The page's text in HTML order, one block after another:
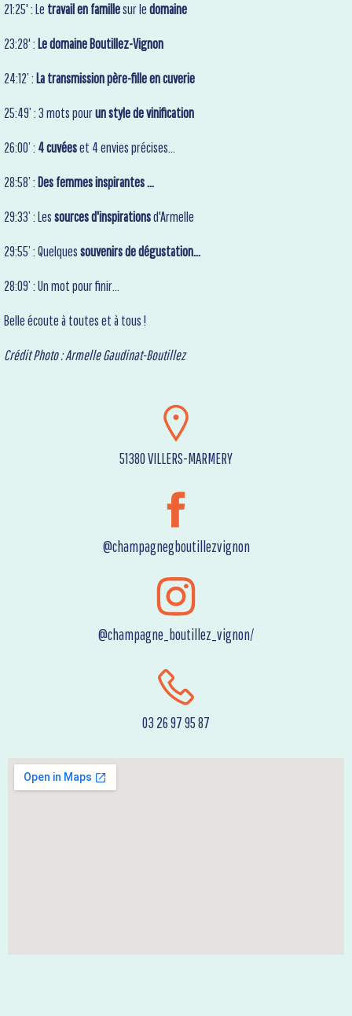
21:25' : Le travail en famillesur ledomaine
23:28' : Le domaine Boutillez-Vignon
24:12’ : La transmission père-fille en cuverie
25:49’ :3 mots pourun style de vinification
26:00’ : 4 cuvéeset 4 envies précises...
28:58’ : Des femmes inspirantes ...
29:33’ :Lessources d'inspirationsd'Armelle
29:55’ :Quelquessouvenirs de dégustation...
28:09’ :Un mot pour finir...
Belle écoute à toutes et à tous !
Crédit Photo : Armelle Gaudinat-Boutillez
51380 VILLERS-MARMERY
@champagnegboutillezvignon
@champagne_boutillez_vignon/
03 26 97 95 87